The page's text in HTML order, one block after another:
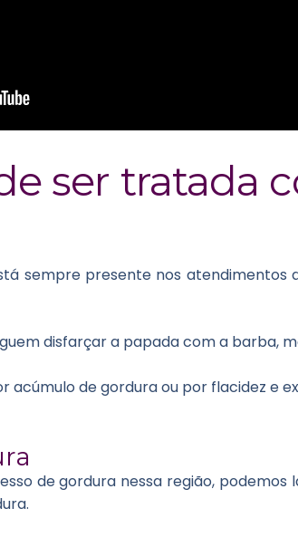
ser tratada
sempre presente nos
disfarçar a papada com a barba,
acúmulo de gordura ou por flacidez e
de gordura nessa região,